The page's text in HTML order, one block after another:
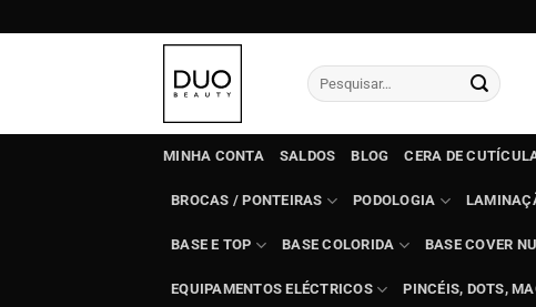
to
Pesquisar
por:
MINHA CONTA SALDOS BLOG CERA DE
BROCAS / PONTEIRAS PODOLOGIA
BASE E TOP BASE COLORIDA BASE COVER
EQUIPAMENTOS ELÉCTRICOS PINCÉIS, DOTS,